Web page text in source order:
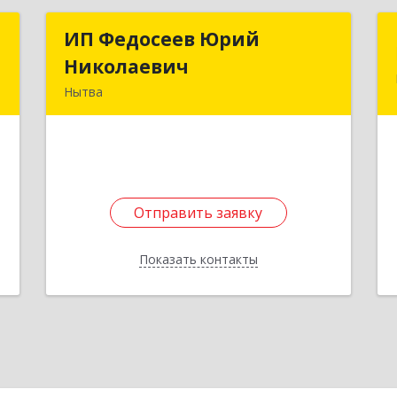
ИП Федосеев Юрий
Николаевич
Нытва
Отправить заявку
Показать контакты
ИП Федосеев Юрий
Подробнее